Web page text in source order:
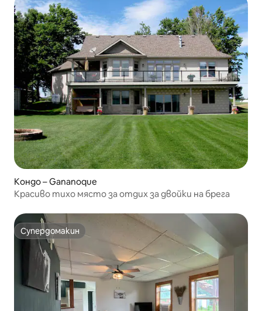
Кондо – Gananoque
Красиво тихо място за отдих за двойки на брега
Супердомакин
Супердомакин